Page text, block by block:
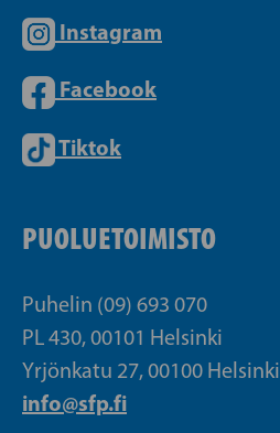
Instagram
Facebook
Tiktok
PUOLUETOIMISTO
Puhelin (09) 693 070
PL 430, 00101 Helsinki
Yrjönkatu 27, 00100 Helsinki
info@sfp.fi